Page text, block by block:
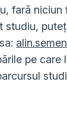
fară niciun
studiu,
pe care